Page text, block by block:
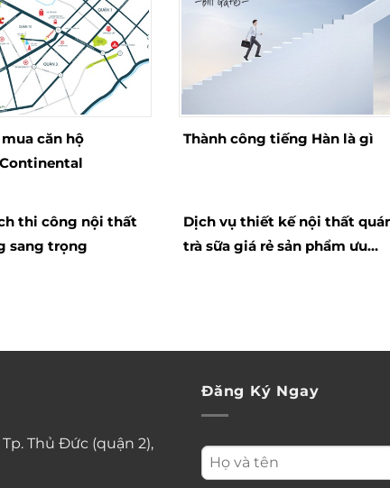
căn hộ
Thành công tiếng Hàn là gì
thi công nội thất
sang trọng
Dịch vụ thiết kế nội thất
trà sữa giá rẻ sản phẩm ưu
Thủ Đức (quận 2),
Đăng Ký Ngay